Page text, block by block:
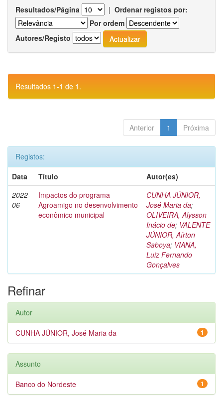
Resultados/Página | Ordenar registos por:
Por ordem
Autores/Registo
Resultados 1-1 de 1.
Anterior 1 Próxima
Registos:
Data
Título
Autor(es)
2022-
06
Impactos do programa
Agroamigo no desenvolvimento
econômico municipal
CUNHA JÚNIOR,
José Maria da;
OLIVEIRA, Alysson
Inácio de; VALENTE
JÚNIOR, Aírton
Saboya; VIANA,
Luiz Fernando
Gonçalves
Refinar
Autor
1
CUNHA JÚNIOR, José Maria da
Assunto
1
Banco do Nordeste